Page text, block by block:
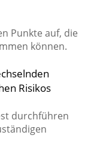
Punkte auf, die
können.
Risikos
durchführen